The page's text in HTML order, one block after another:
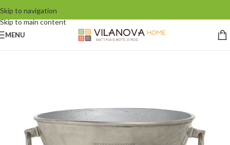
Skip to navigation
Skip to main content
MENU